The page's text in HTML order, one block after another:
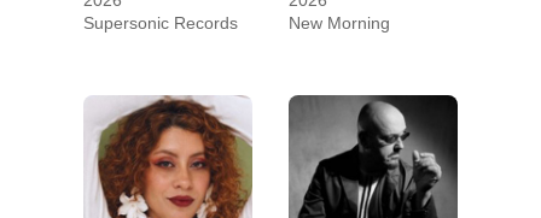
Supersonic Records
New Morning